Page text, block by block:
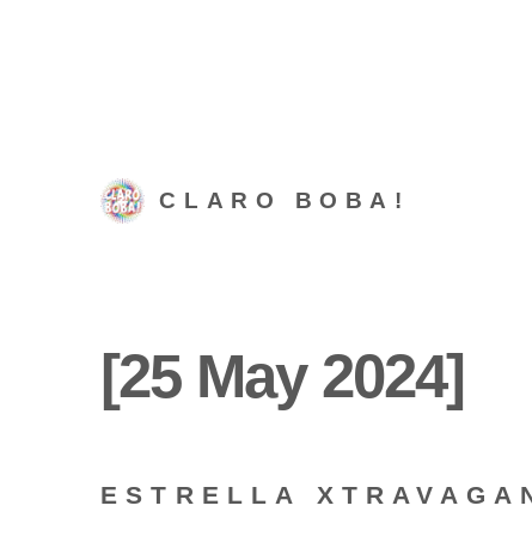
CLARO BOBA!
[25 May 2024]
ESTRELLA